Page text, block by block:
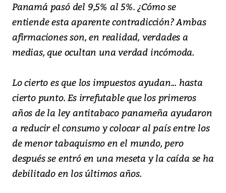
Panamá pasó del 9,5% al 5%. ¿Cómo se
entiende esta aparente contradicción? Ambas
afirmaciones son, en realidad, verdades a
medias, que ocultan una verdad incómoda.
Lo cierto es que los impuestos ayudan... hasta
cierto punto. Es irrefutable que los primeros
años de la ley antitabaco panameña ayudaron
a reducir el consumo y colocar al país entre los
de menor tabaquismo en el mundo, pero
después se entró en una meseta y la caída se ha
debilitado en los últimos años.